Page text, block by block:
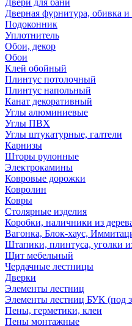
Двери для бани
Дверная фурнитура, обивка
Подоконник
Уплотнитель
Обои, декор
Обои
Клей обойный
Плинтус потолочный
Плинтус напольный
Канат декоративный
Углы алюминиевые
Углы ПВХ
Углы штукатурные, галтели
Карнизы
Шторы рулонные
Электрокамины
Ковровые дорожки
Ковролин
Ковры
Столярные изделия
Коробки, наличники из
Вагонка, Блок-хаус,
Штапики, плинтуса, уголки
Щит мебельный
Чердачные лестницы
Дверки
Элементы лестниц
Элементы лестниц БУК (под
Пены, герметики, клеи
Пены монтажные